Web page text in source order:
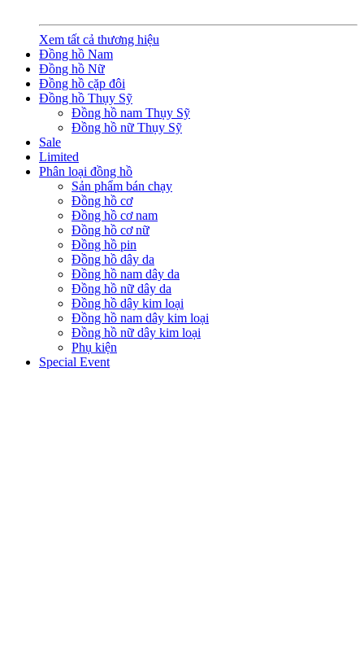
Xem tất cả thương hiệu
Đồng hồ Nam
Đồng hồ Nữ
Đồng hồ cặp đôi
Đồng hồ Thụy Sỹ
Đồng hồ nam Thụy Sỹ
Đồng hồ nữ Thụy Sỹ
Sale
Limited
Phân loại đồng hồ
Sản phẩm bán chạy
Đồng hồ cơ
Đồng hồ cơ nam
Đồng hồ cơ nữ
Đồng hồ pin
Đồng hồ dây da
Đồng hồ nam dây da
Đồng hồ nữ dây da
Đồng hồ dây kim loại
Đồng hồ nam dây kim loại
Đồng hồ nữ dây kim loại
Phụ kiện
Special Event